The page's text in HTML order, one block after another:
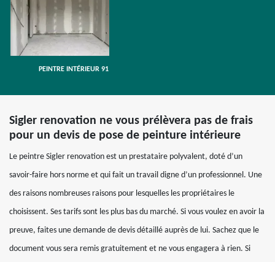
PEINTRE INTÉRIEUR 91
Sigler renovation ne vous prélèvera pas de frais
pour un devis de pose de peinture intérieure
Le peintre Sigler renovation est un prestataire polyvalent, doté d’un
savoir-faire hors norme et qui fait un travail digne d’un professionnel. Une
des raisons nombreuses raisons pour lesquelles les propriétaires le
choisissent. Ses tarifs sont les plus bas du marché. Si vous voulez en avoir la
preuve, faites une demande de devis détaillé auprès de lui. Sachez que le
document vous sera remis gratuitement et ne vous engagera à rien. Si